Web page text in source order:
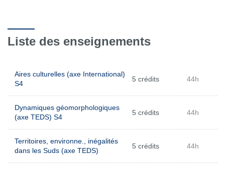
Liste des enseignements
Aires culturelles (axe International)
S4
5 crédits 44h
Dynamiques géomorphologiques
(axe TEDS) S4
5 crédits 44h
Territoires, environne., inégalités
dans les Suds (axe TEDS)
5 crédits 44h